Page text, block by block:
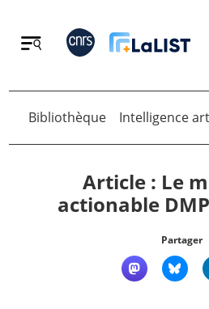
Retour
Retour
Bibliothèque Intelligence
Article : Le
actionable
Partager